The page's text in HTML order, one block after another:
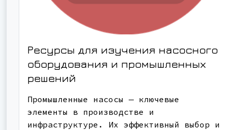
Ресурсы для изучения насосного
оборудования и промышленных
решений
Промышленные насосы — ключевые
элементы в производстве и
инфраструктуре. Их эффективный выбор и